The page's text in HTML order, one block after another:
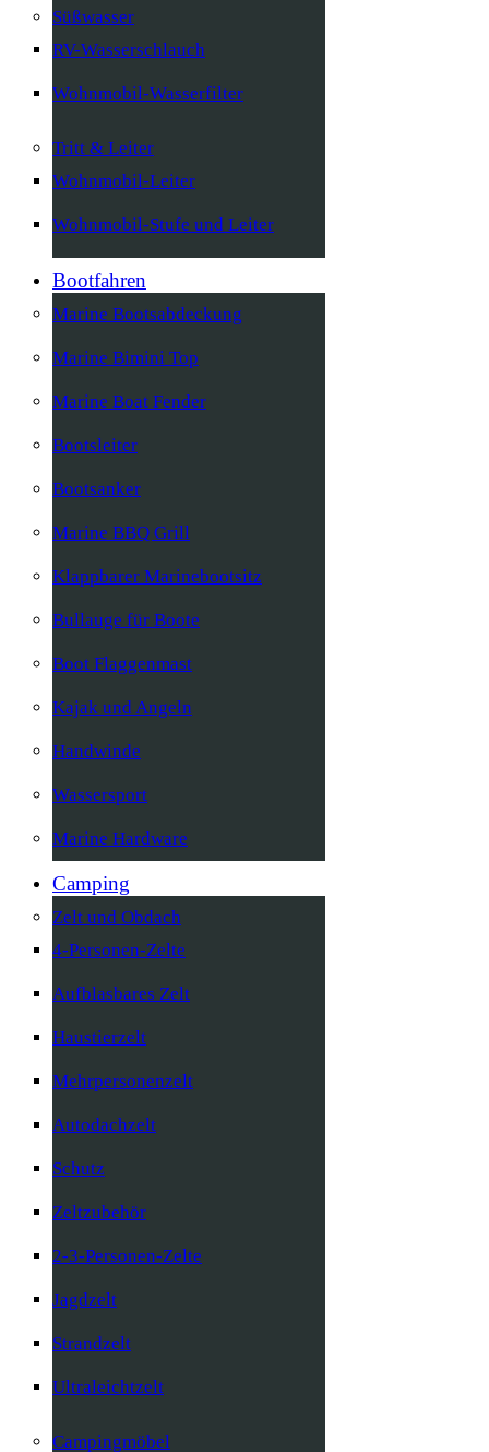
Süßwasser
RV-Wasserschlauch
Wohnmobil-Wasserfilter
Tritt & Leiter
Wohnmobil-Leiter
Wohnmobil-Stufe und Leiter
Bootfahren
Marine Bootsabdeckung
Marine Bimini Top
Marine Boat Fender
Bootsleiter
Bootsanker
Marine BBQ Grill
Klappbarer Marinebootsitz
Bullauge für Boote
Boot Flaggenmast
Kajak und Angeln
Handwinde
Wassersport
Marine Hardware
Camping
Zelt und Obdach
4-Personen-Zelte
Aufblasbares Zelt
Haustierzelt
Mehrpersonenzelt
Autodachzelt
Schutz
Zeltzubehör
2-3-Personen-Zelte
Jagdzelt
Strandzelt
Ultraleichtzelt
Campingmöbel